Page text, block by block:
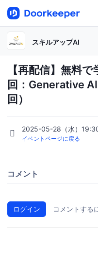
スキルアップAI
【再配信】無料
回：Generative
回）
2025-05-28（水）
イベントページに戻る
コメント
ログイン コメントする